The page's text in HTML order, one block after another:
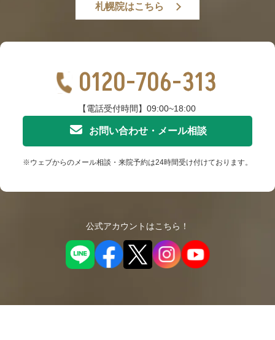
札幌院はこちら
0120-706-313
【電話受付時間】09:00~18:00
お問い合わせ・メール相談
※ウェブからのメール相談・来院予約は24時間受け付けております。
公式アカウントはこちら！